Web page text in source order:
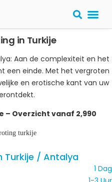
in Turkije
Aan de complexiteit en het
een einde. Met het vergroten
en erotische kant van uw
– Overzicht​ vanaf 2,990
Turkije / Antalya​
1 Dag